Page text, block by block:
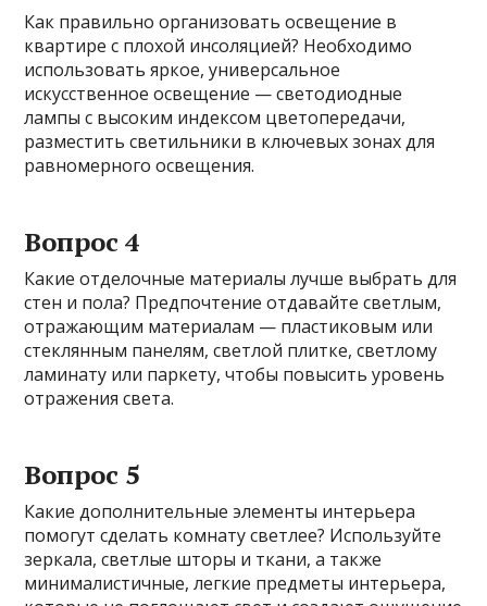
Как правильно организовать освещение в
квартире с плохой инсоляцией? Необходимо
использовать яркое, универсальное
искусственное освещение — светодиодные
лампы с высоким индексом цветопередачи,
разместить светильники в ключевых зонах для
равномерного освещения.
Вопрос 4
Какие отделочные материалы лучше выбрать для
стен и пола? Предпочтение отдавайте светлым,
отражающим материалам — пластиковым или
стеклянным панелям, светлой плитке, светлому
ламинату или паркету, чтобы повысить уровень
отражения света.
Вопрос 5
Какие дополнительные элементы интерьера
помогут сделать комнату светлее? Используйте
зеркала, светлые шторы и ткани, а также
минималистичные, легкие предметы интерьера,